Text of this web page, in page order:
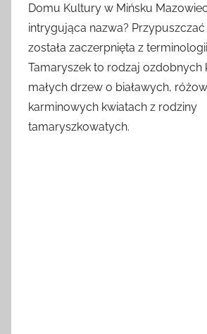
Domu Kultury w Mińsku
intrygująca nazwa?
została zaczerpnięta z
Tamaryszek to rodzaj ozdobnych
małych drzew o białawych,
karminowych kwiatach z rodziny
tamaryszkowatych.